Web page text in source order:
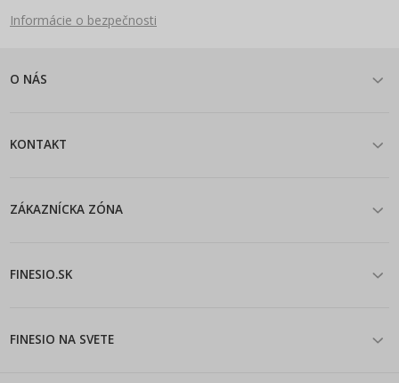
Informácie o bezpečnosti
O NÁS
KONTAKT
ZÁKAZNÍCKA ZÓNA
FINESIO.SK
FINESIO NA SVETE